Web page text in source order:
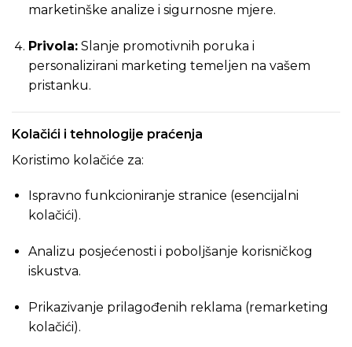
marketinške analize i sigurnosne mjere.
Privola:Slanje promotivnih poruka i
personalizirani marketing temeljen na vašem
pristanku.
Kolačići i tehnologije praćenja
Koristimo kolačiće za:
Ispravno funkcioniranje stranice (esencijalni
kolačići).
Analizu posjećenosti i poboljšanje korisničkog
iskustva.
Prikazivanje prilagođenih reklama (remarketing
kolačići).